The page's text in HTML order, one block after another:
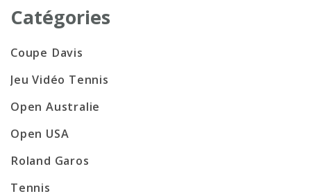
Catégories
Coupe Davis
Jeu Vidéo Tennis
Open Australie
Open USA
Roland Garos
Tennis